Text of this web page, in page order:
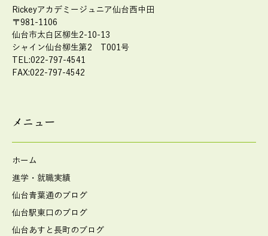
Rickeyアカデミージュニア仙台西中田
〒981-1106
仙台市太白区柳生2-10-13
シャイン仙台柳生第2 T001号
TEL:022-797-4541
FAX:022-797-4542
メニュー
ホーム
進学・就職実績
仙台青葉通のブログ
仙台駅東口のブログ
仙台あすと長町のブログ